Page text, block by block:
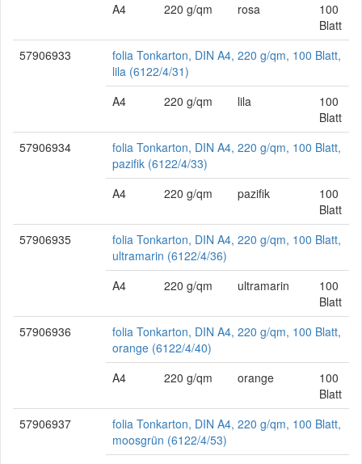
A4
220 g/qm rosa
100
Blatt
57906933
folia Tonkarton, DIN A4, 220 g/qm, 100 Blatt,
lila (6122/4/31)
A4
220 g/qm lila
100
Blatt
57906934
folia Tonkarton, DIN A4, 220 g/qm, 100 Blatt,
pazifik (6122/4/33)
A4
220 g/qm pazifik
100
Blatt
57906935
folia Tonkarton, DIN A4, 220 g/qm, 100 Blatt,
ultramarin (6122/4/36)
A4
220 g/qm ultramarin
100
Blatt
57906936
folia Tonkarton, DIN A4, 220 g/qm, 100 Blatt,
orange (6122/4/40)
A4
220 g/qm orange
100
Blatt
57906937
folia Tonkarton, DIN A4, 220 g/qm, 100 Blatt,
moosgrün (6122/4/53)